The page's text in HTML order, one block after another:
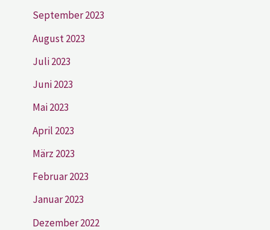
September 2023
August 2023
Juli 2023
Juni 2023
Mai 2023
April 2023
März 2023
Februar 2023
Januar 2023
Dezember 2022